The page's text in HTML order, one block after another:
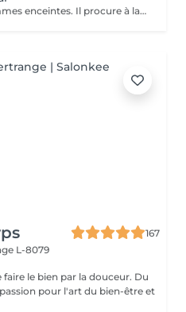
Ce massage s'adresse aux femmes enceintes. Il procure à la future maman un grand moment de réconfort, réduit le stress, soulage les douleurs aux jambes et atténue l'inconfort de la pression du nerf sciatique. A partir du troisième mois jusqu'au terme de la grossesse.
167
L-8079
le bien par la douceur. Du
pour l'art du bien-être et